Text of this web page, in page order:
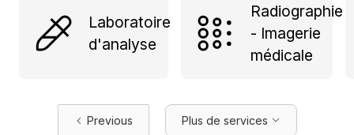
Laboratoire
d'analyse
Radiographie
- Imagerie
médicale
Previous Plus de services